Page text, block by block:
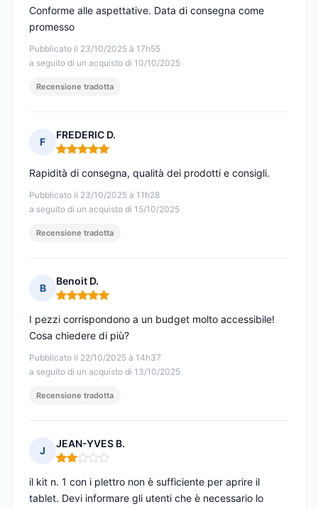
Pubblicato il 23/10/2025 à 17h55
a seguito di un acquisto di 10/10/2025
Conforme alle aspettative. Data di consegna come
promesso
Recensione tradotta
F
FREDERIC D.
Nota: 5 su 5
Pubblicato il 23/10/2025 à 11h28
a seguito di un acquisto di 15/10/2025
Rapidità di consegna, qualità dei prodotti e consigli.
Recensione tradotta
B
Benoit D.
Nota: 5 su 5
Pubblicato il 22/10/2025 à 14h37
a seguito di un acquisto di 13/10/2025
I pezzi corrispondono a un budget molto accessibile!
Cosa chiedere di più?
Recensione tradotta
J
JEAN-YVES B.
Nota: 2 su 5
il kit n. 1 con i plettro non è sufficiente per aprire il
tablet. Devi informare gli utenti che è necessario lo